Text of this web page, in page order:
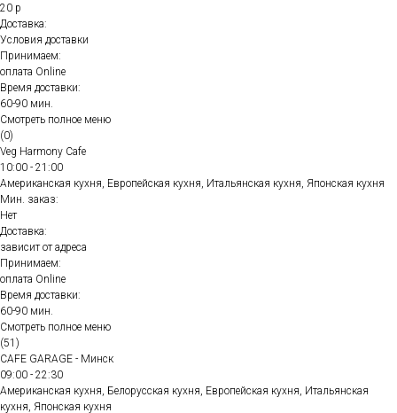
20 р
Доставка:
Условия доставки
Принимаем:
оплата Online
Время доставки:
60-90 мин.
Смотреть полное меню
(0)
Veg Harmony Cafe
10:00 - 21:00
Американская кухня, Европейская кухня, Итальянская кухня, Японская кухня
Мин. заказ:
Нет
Доставка:
зависит от адреса
Принимаем:
оплата Online
Время доставки:
60-90 мин.
Смотреть полное меню
(51)
CAFE GARAGE - Минск
09:00 - 22:30
Американская кухня, Белорусская кухня, Европейская кухня, Итальянская
кухня, Японская кухня